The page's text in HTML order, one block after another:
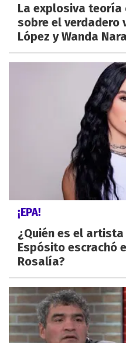
La explosiva teoría
sobre el verdadero
López y Wanda Nara
¡EPA!
¿Quién es el
Espósito escrachó
Rosalía?